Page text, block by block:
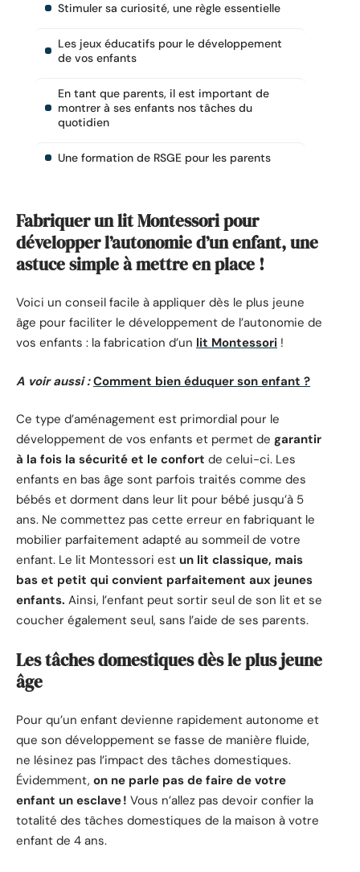
Stimuler sa curiosité, une règle essentielle
Les jeux éducatifs pour le développement
de vos enfants
En tant que parents, il est important de
montrer à ses enfants nos tâches du
quotidien
Une formation de RSGE pour les parents
Fabriquer un lit Montessori pour
développer l’autonomie d’un enfant, une
astuce simple à mettre en place !
Voici un conseil facile à appliquer dès le plus jeune
âge pour faciliter le développement de l’autonomie de
vos enfants : la fabrication d’un lit Montessori !
A voir aussi : Comment bien éduquer son enfant ?
Ce type d’aménagement est primordial pour le
développement de vos enfants et permet de garantir
à la fois la sécurité et le confort de celui-ci. Les
enfants en bas âge sont parfois traités comme des
bébés et dorment dans leur lit pour bébé jusqu’à 5
ans. Ne commettez pas cette erreur en fabriquant le
mobilier parfaitement adapté au sommeil de votre
enfant. Le lit Montessori est un lit classique, mais
bas et petit qui convient parfaitement aux jeunes
enfants. Ainsi, l’enfant peut sortir seul de son lit et se
coucher également seul, sans l’aide de ses parents.
Les tâches domestiques dès le plus jeune
âge
Pour qu’un enfant devienne rapidement autonome et
que son développement se fasse de manière fluide,
ne lésinez pas l’impact des tâches domestiques.
Évidemment, on ne parle pas de faire de votre
enfant un esclave ! Vous n’allez pas devoir confier la
totalité des tâches domestiques de la maison à votre
enfant de 4 ans.